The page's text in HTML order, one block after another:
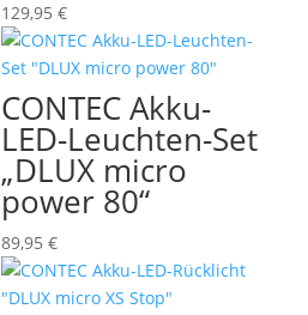
129,95€
CONTEC Akku-
LED-Leuchten-Set
„DLUX micro
power 80“
89,95€